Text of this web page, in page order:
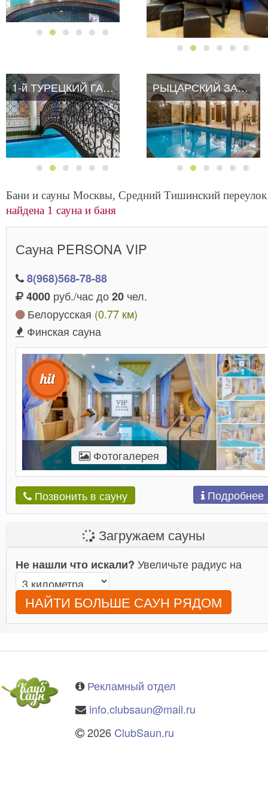
1-й ТУРЕЦКИЙ ГАМБИТ РЫЦАРСКИЙ ЗАМОК
Бани и сауны Москвы, Средний Тишинский
найдена 1 сауна и баня
Сауна PERSONA VIP
8(968)568-78-88
4000 руб./час до20 чел.
Белорусская (0.77 км)
Финская сауна
Фотогалерея
Позвонить в сауну Подробнее
Загружаем сауны
Не нашли что искали? Увеличьте радиус на
НАЙТИ БОЛЬШЕ САУН РЯДОМ
Рекламный отдел
info.clubsaun@mail.ru
2026 ClubSaun.ru